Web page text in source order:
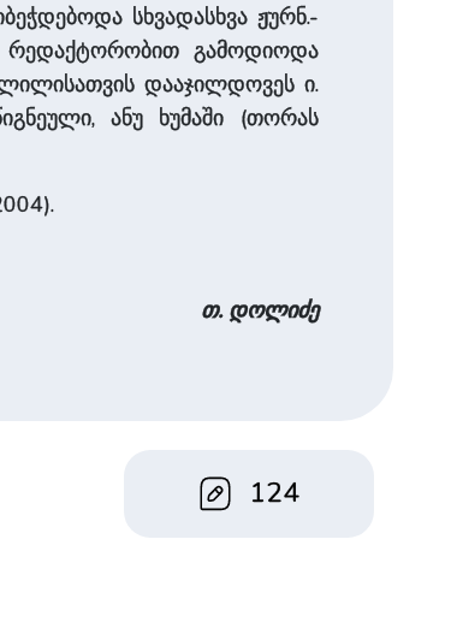
სხვადასხვა ჟურნ.-
რედაქტორობით გამოდიოდა
დააჯილდოვეს ი.
ანუ ხუმაში (თორას
თ. დოლიძე
124